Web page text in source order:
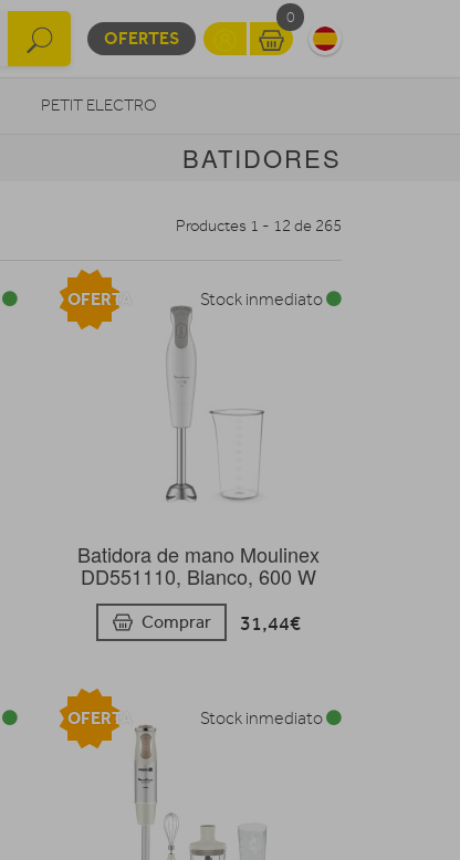
OFERTES
0
PETIT ELECTRO
BATIDORES
Productes 1 - 12 de 265
Batidora de mano Moulinex
DD551110, Blanco, 600 W
Comprar 31,44€
Stock inmediato
OFERTA
Stock inmediato
OFERTA